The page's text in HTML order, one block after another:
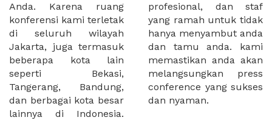
Anda. Karena ruang
konferensi kami terletak
di seluruh wilayah
Jakarta, juga termasuk
beberapa kota lain
seperti Bekasi,
Tangerang, Bandung,
dan berbagai kota besar
lainnya di Indonesia.
profesional, dan staf
yang ramah untuk tidak
hanya menyambut anda
dan tamu anda. kami
memastikan anda akan
melangsungkan press
conference yang sukses
dan nyaman.